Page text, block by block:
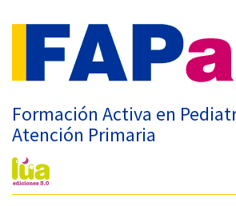
Formación Activa en
Atención Primaria